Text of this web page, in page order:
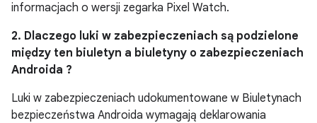
informacjach o wersji zegarka Pixel Watch.
2. Dlaczego luki w zabezpieczeniach są podzielone
między ten biuletyn a biuletyny o zabezpieczeniach
Androida ?
Luki w zabezpieczeniach udokumentowane w Biuletynach
bezpieczeństwa Androida wymagają deklarowania